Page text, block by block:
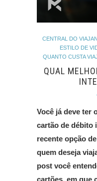
CENTRAL DO
ESTILO DE
QUANTO CUSTA
QUAL
Você já deve ter
cartão de débito
recente opção
quem deseja
post você